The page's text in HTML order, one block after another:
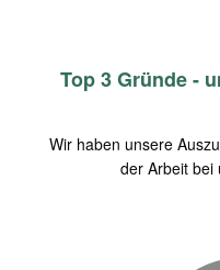
Top 3 Gründe -
Wir haben unsere
der Arbeit bei